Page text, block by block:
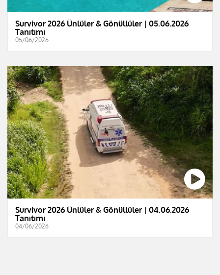
Survivor 2026 Ünlüler & Gönüllüler | 05.06.2026
Tanıtımı
05/06/2026
Survivor 2026 Ünlüler & Gönüllüler | 04.06.2026
Tanıtımı
04/06/2026